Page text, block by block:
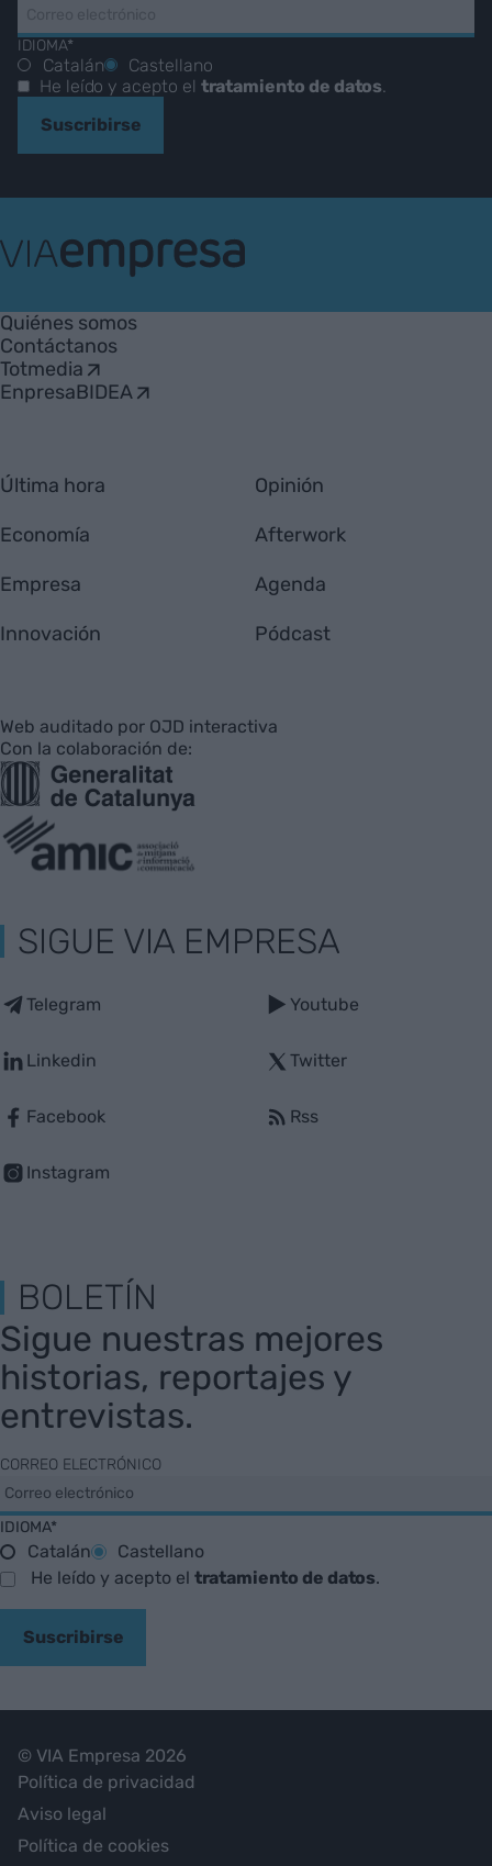
IDIOMA*
Catalán
Castellano
He leído y acepto el tratamiento de datos.
Suscribirse
Empresa
Quiénes somos
Contáctanos
Totmedia
EnpresaBIDEA
Última hora
Economía
Empresa
Innovación
Opinión
Afterwork
Agenda
Pódcast
Web auditado por OJD interactiva
Con la colaboración de:
SIGUE VIA EMPRESA
Telegram
Linkedin
Facebook
Instagram
Youtube
Twitter
Rss
BOLETÍN
Sigue nuestras mejores
historias, reportajes y
entrevistas.
CORREO ELECTRÓNICO
IDIOMA*
Catalán
Castellano
He leído y acepto el tratamiento de datos.
Suscribirse
© VIA Empresa 2026
Política de privacidad
Aviso legal
Política de cookies